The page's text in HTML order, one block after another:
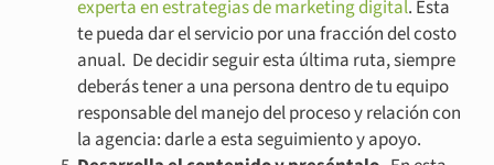
experta en estrategias de marketing digital. Esta
te pueda dar el servicio por una fracción del costo
anual. De decidir seguir esta última ruta, siempre
deberás tener a una persona dentro de tu equipo
responsable del manejo del proceso y relación con
la agencia: darle a esta seguimiento y apoyo.